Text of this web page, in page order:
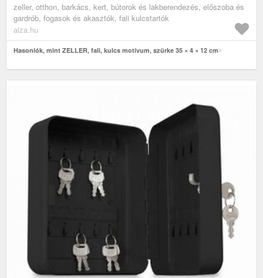
zeller, otthon, barkács, kert, bútorok és lakberendezés, előszoba és
gardrób, fogasok és akasztók, fali kulcstartók
alza.hu
Hasonlók, mint ZELLER, fali, kulcs motívum, szürke 35 × 4 × 12 cm